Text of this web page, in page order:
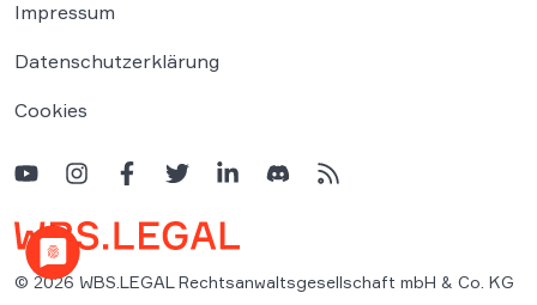
Impressum
Datenschutzerklärung
Cookies
© 2026 WBS.LEGAL Rechtsanwaltsgesellschaft mbH & Co. KG